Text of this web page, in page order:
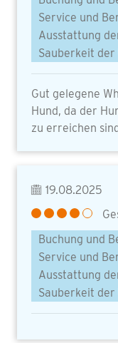
Service und
Ausstattung
Sauberkeit
Gut gelegene
Hund, da der
zu erreichen
19.08.2025
Buchung und
Service und
Ausstattung
Sauberkeit